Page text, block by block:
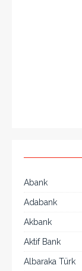
Abank
Adabank
Akbank
Aktif Bank
Albaraka Türk